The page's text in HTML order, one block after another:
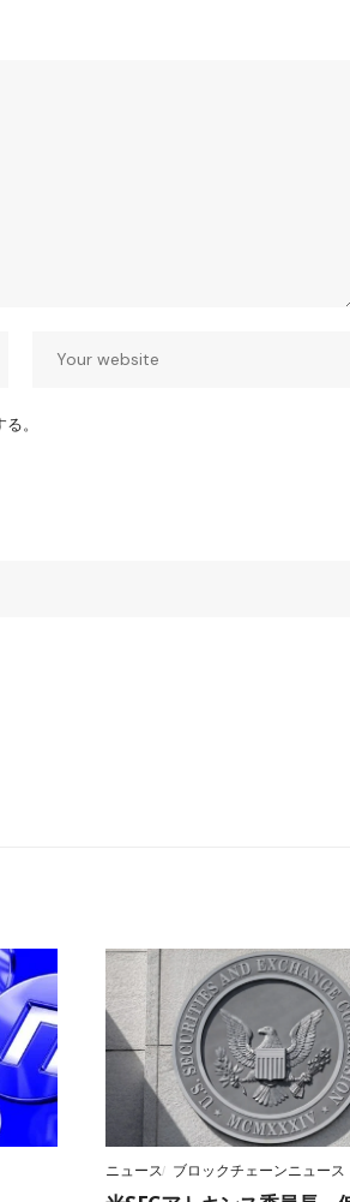
。
ニュース ブロックチェーンニュース